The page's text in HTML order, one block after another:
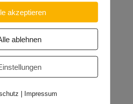
richtige
ist falsches Signal
akzeptieren
ablehnen
| Impressum